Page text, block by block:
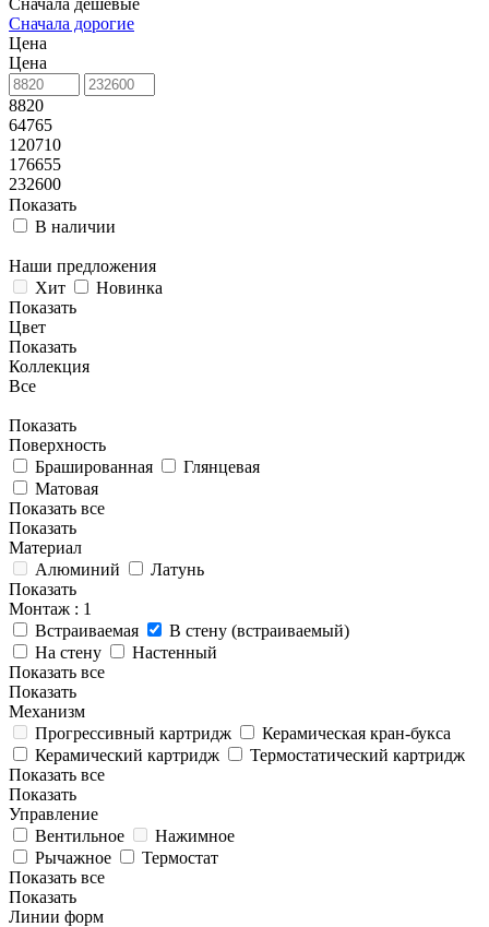
Сначала дешевые
Сначала дорогие
Цена
Цена
8820
64765
120710
176655
232600
Показать
В наличии
Наши предложения
Хит
Новинка
Показать
Цвет
Показать
Коллекция
Все
Показать
Поверхность
Брашированная
Глянцевая
Матовая
Показать все
Показать
Материал
Алюминий
Латунь
Показать
Монтаж : 1
Встраиваемая
В стену (встраиваемый)
На стену
Настенный
Показать все
Показать
Механизм
Прогрессивный картридж
Керамическая кран-букса
Керамический картридж
Термостатический картридж
Показать все
Показать
Управление
Вентильное
Нажимное
Рычажное
Термостат
Показать все
Показать
Линии форм